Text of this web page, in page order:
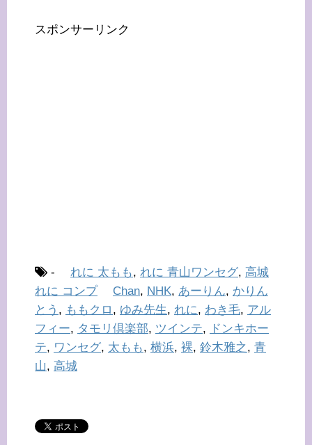
スポンサーリンク
- れに 太もも, れに 青山ワンセグ, 高城
れに コンプ
Chan, NHK, あーりん, かりん
とう , ももクロ , ゆみ先生, れに, わき毛, アル
フィー, タモリ倶楽部, ツインテ,
ドンキホー
テ, ワンセグ, 太もも, 横浜, 裸, 鈴木雅之, 青
山, 高城